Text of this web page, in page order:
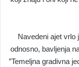
Navedeni ajet vrlo
odnosno, bavljenja
”Temeljna gradivna